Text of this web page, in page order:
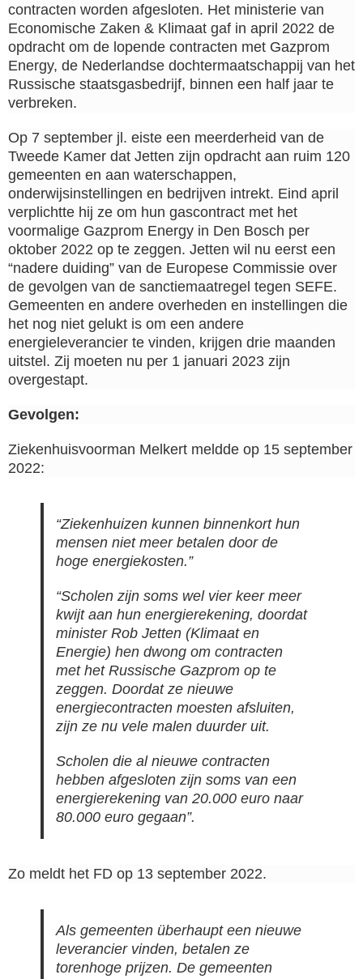
contracten worden afgesloten. Het ministerie van
Economische Zaken & Klimaat gaf in april 2022 de
opdracht om de lopende contracten met Gazprom
Energy, de Nederlandse dochtermaatschappij van het
Russische staatsgasbedrijf, binnen een half jaar te
verbreken.
Op 7 september jl. eiste een meerderheid van de
Tweede Kamer dat Jetten zijn opdracht aan ruim 120
gemeenten en aan waterschappen,
onderwijsinstellingen en bedrijven intrekt. Eind april
verplichtte hij ze om hun gascontract met het
voormalige Gazprom Energy in Den Bosch per
oktober 2022 op te zeggen. Jetten wil nu eerst een
“nadere duiding” van de Europese Commissie over
de gevolgen van de sanctiemaatregel tegen SEFE.
Gemeenten en andere overheden en instellingen die
het nog niet gelukt is om een andere
energieleverancier te vinden, krijgen drie maanden
uitstel. Zij moeten nu per 1 januari 2023 zijn
overgestapt.
Gevolgen:
Ziekenhuisvoorman Melkert meldde op 15 september
2022:
“Ziekenhuizen kunnen binnenkort hun
mensen niet meer betalen door de
hoge energiekosten.”
“Scholen zijn soms wel vier keer meer
kwijt aan hun energierekening, doordat
minister Rob Jetten (Klimaat en
Energie) hen dwong om contracten
met het Russische Gazprom op te
zeggen. Doordat ze nieuwe
energiecontracten moesten afsluiten,
zijn ze nu vele malen duurder uit.
Scholen die al nieuwe contracten
hebben afgesloten zijn soms van een
energierekening van 20.000 euro naar
80.000 euro gegaan”.
Zo meldt het FD op 13 september 2022.
Als gemeenten überhaupt een nieuwe
leverancier vinden, betalen ze
torenhoge prijzen. De gemeenten